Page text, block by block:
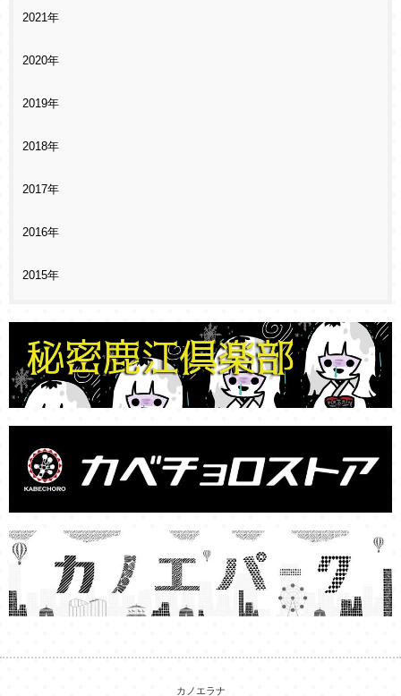
2021年
2020年
2019年
2018年
2017年
2016年
2015年
カノエラナ